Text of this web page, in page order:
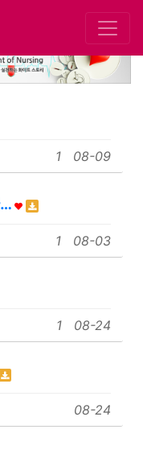
1 08-09
1 08-03
1 08-24
08-24